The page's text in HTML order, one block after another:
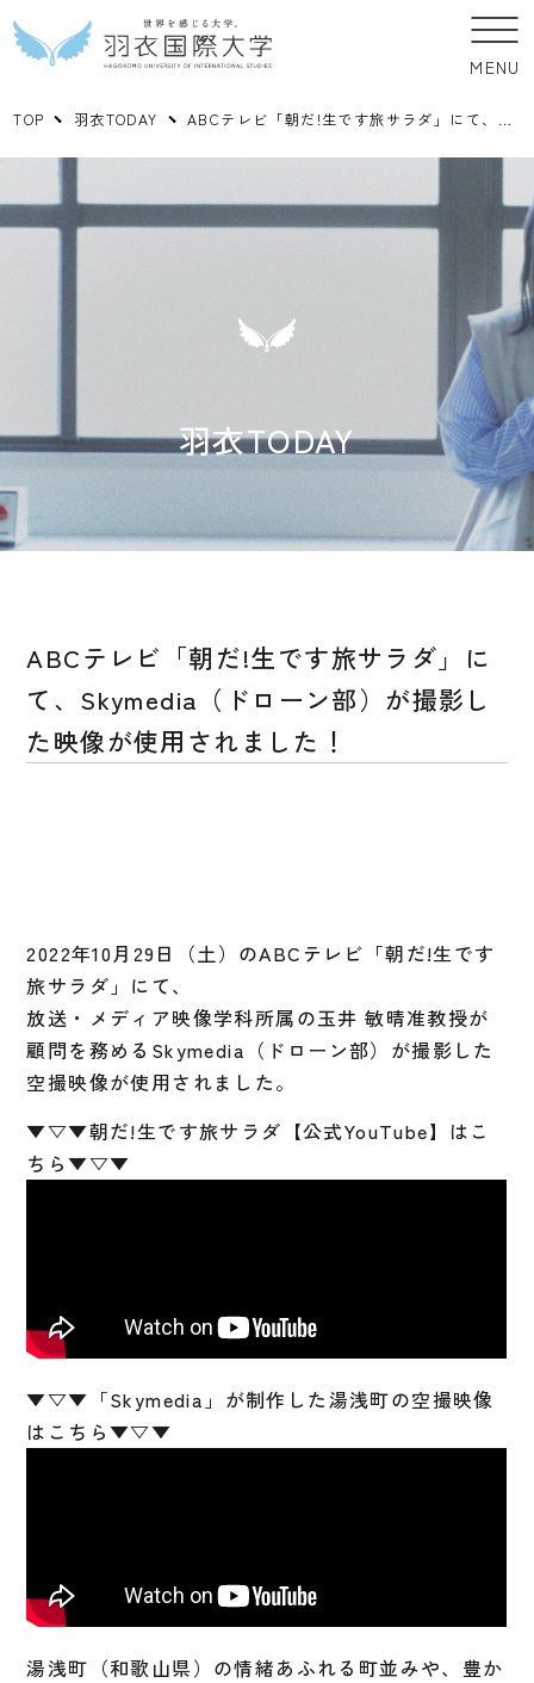
MENU
TOP 羽衣TODAY ABCテレビ「朝だ!生です旅サラダ」にて、Skymedia（ドローン部）が撮影した映像が使用されました！
羽衣TODAY
ABCテレビ「朝だ!生です旅サラダ」に
て、Skymedia（ドローン部）が撮影し
た映像が使用されました！
2022年10月29日（土）のABCテレビ「朝だ!生です
旅サラダ」にて、
放送・メディア映像学科所属の玉井 敏晴准教授が
顧問を務めるSkymedia（ドローン部）が撮影した
空撮映像が使用されました。
▼▽▼朝だ!生です旅サラダ【公式YouTube】はこ
ちら▼▽▼
▼▽▼「Skymedia」が制作した湯浅町の空撮映像
はこちら▼▽▼
湯浅町（和歌山県）の情緒あふれる町並みや、豊か